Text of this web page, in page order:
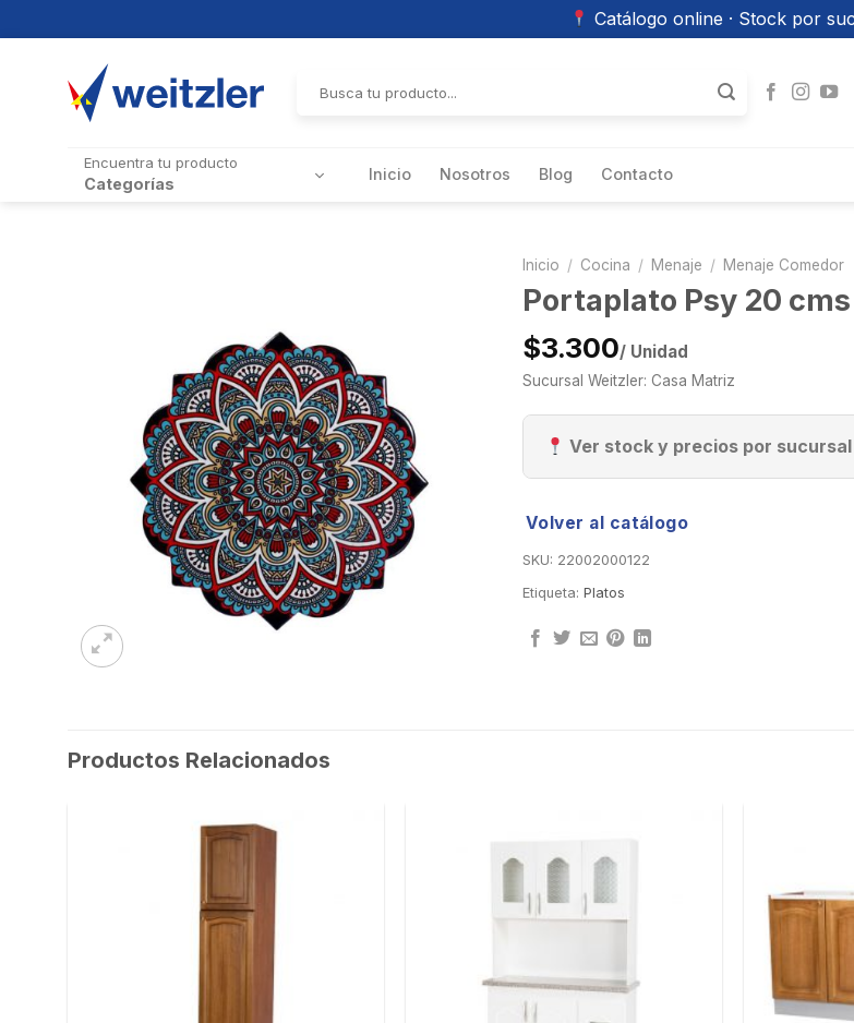
Catálogo online · Stock por
por:
Encuentra tu producto
Categorías Inicio Nosotros Blog Contacto
Inicio / Cocina / Menaje / Menaje Comedor
Portaplato Psy 20
$3.300/ Unidad
Sucursal Weitzler: Casa Matriz
Ver stock y precios por sucursal
Volver al catálogo
SKU: 22002000122
Etiqueta: Platos
Productos Relacionados